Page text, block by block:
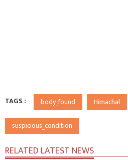
TAGS : body_found Himachal
suspicious_condition
RELATED LATEST NEWS